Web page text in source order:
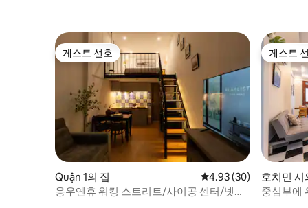
게스트 선호
게스트 선호
Quận 1의 집 평점 4.93점(5점 만점),
4.93 (30)
응우옌휴 워킹 스트리트/사이공 센터/넷플
게스트
게스트
호치민 시
중심부에